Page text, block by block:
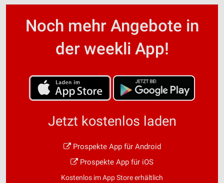
Noch mehr Angebote in
der weekli App!
Jetzt kostenlos laden
Prospekte App für Android
Prospekte App für iOS
Kostenlos im App Store erhältlich